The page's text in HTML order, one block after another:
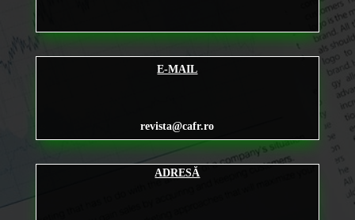
E-MAIL
revista@cafr.ro
ADRESĂ